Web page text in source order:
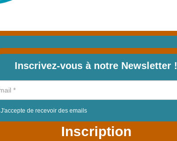
Inscrivez-vous à notre Newsletter !
J'accepte de recevoir des emails
Inscription